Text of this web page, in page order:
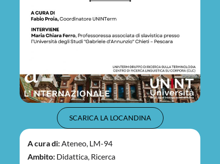
SCARICA LA LOCANDINA
A cura di:Ateneo, LM-94
Ambito: Didattica, Ricerca